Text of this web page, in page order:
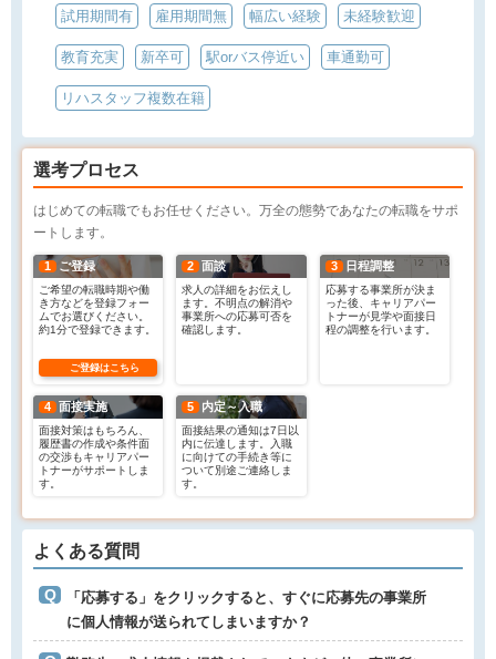
試用期間有 雇用期間無 幅広い経験 未経験歓迎
教育充実 新卒可 駅orバス停近い 車通勤可
リハスタッフ複数在籍
選考プロセス
はじめての転職でもお任せください。万全の態勢であなたの転職をサポ
ートします。
1 ご登録
ご希望の転職時期や働
き方などを登録フォー
ムでお選びください。
約1分で登録できます。
ご登録はこちら
2 面談
求人の詳細をお伝えし
ます。不明点の解消や
事業所への応募可否を
確認します。
3 日程調整
応募する事業所が決ま
った後、キャリアパー
トナーが見学や面接日
程の調整を行います。
4 面接実施
面接対策はもちろん、
履歴書の作成や条件面
の交渉もキャリアパー
トナーがサポートしま
す。
5 内定～入職
面接結果の通知は7日以
内に伝達します。入職
に向けての手続き等に
ついて別途ご連絡しま
す。
よくある質問
「応募する」をクリックすると、すぐに応募先の事業所
に個人情報が送られてしまいますか？